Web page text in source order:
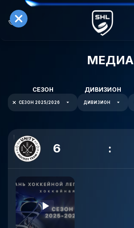
МЕДИА
СЕЗОН
СЕЗОН 2025/2026
ДИВИЗИОН
ДИВИЗИОН
6 :